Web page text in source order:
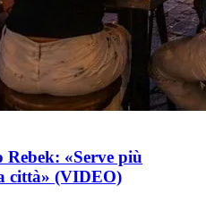
«Serve più
città» (VIDEO)